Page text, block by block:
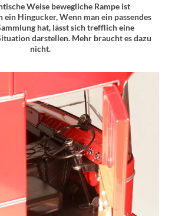
Weise bewegliche Rampe ist
ein Hingucker, Wenn man ein passendes
hat, lässt sich trefflich eine
darstellen. Mehr braucht es dazu
nicht.